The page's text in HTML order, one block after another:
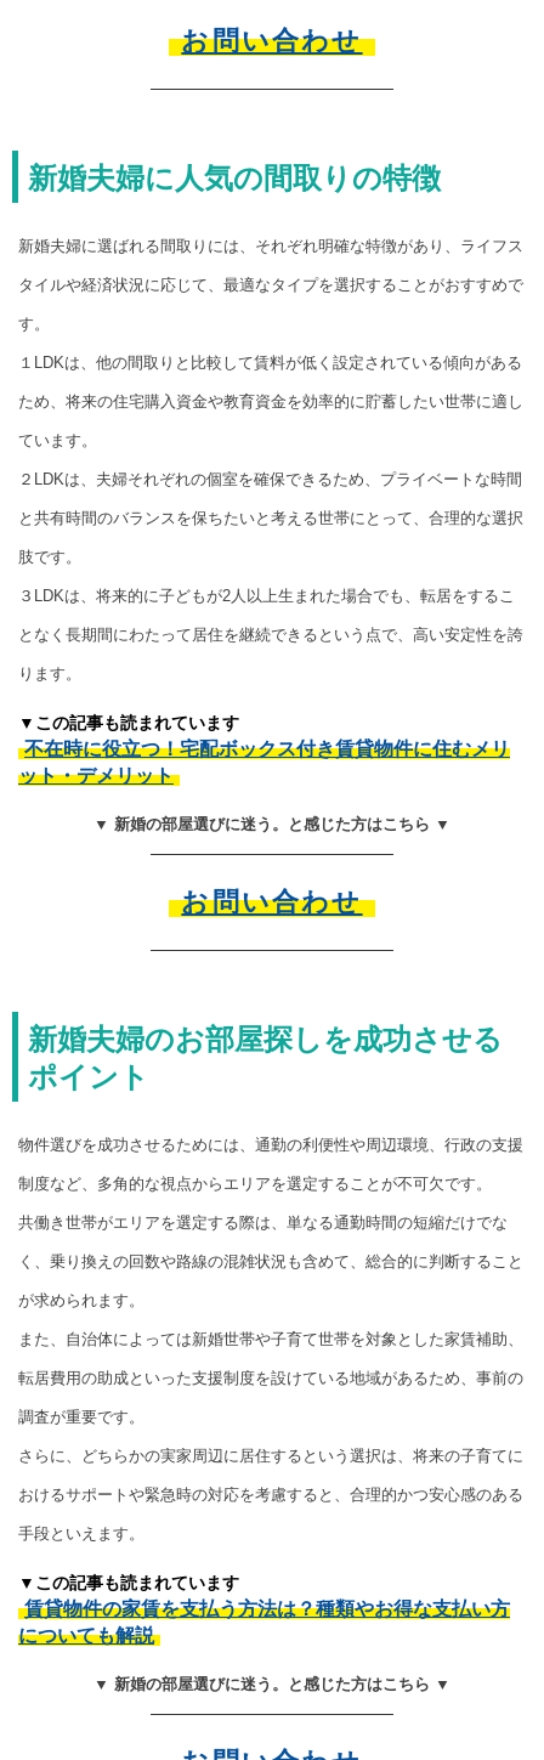
お問い合わせ
新婚夫婦に人気の間取りの特徴
新婚夫婦に選ばれる間取りには、それぞれ明確な特徴があり、ライフス
タイルや経済状況に応じて、最適なタイプを選択することがおすすめで
す。
１LDKは、他の間取りと比較して賃料が低く設定されている傾向がある
ため、将来の住宅購入資金や教育資金を効率的に貯蓄したい世帯に適し
ています。
２LDKは、夫婦それぞれの個室を確保できるため、プライベートな時間
と共有時間のバランスを保ちたいと考える世帯にとって、合理的な選択
肢です。
３LDKは、将来的に子どもが2人以上生まれた場合でも、転居をするこ
となく長期間にわたって居住を継続できるという点で、高い安定性を誇
ります。
▼この記事も読まれています
不在時に役立つ！宅配ボックス付き賃貸物件に住むメリ
ット・デメリット
▼ 新婚の部屋選びに迷う。と感じた方はこちら ▼
お問い合わせ
新婚夫婦のお部屋探しを成功させる
ポイント
物件選びを成功させるためには、通勤の利便性や周辺環境、行政の支援
制度など、多角的な視点からエリアを選定することが不可欠です。
共働き世帯がエリアを選定する際は、単なる通勤時間の短縮だけでな
く、乗り換えの回数や路線の混雑状況も含めて、総合的に判断すること
が求められます。
また、自治体によっては新婚世帯や子育て世帯を対象とした家賃補助、
転居費用の助成といった支援制度を設けている地域があるため、事前の
調査が重要です。
さらに、どちらかの実家周辺に居住するという選択は、将来の子育てに
おけるサポートや緊急時の対応を考慮すると、合理的かつ安心感のある
手段といえます。
▼この記事も読まれています
賃貸物件の家賃を支払う方法は？種類やお得な支払い方
についても解説
▼ 新婚の部屋選びに迷う。と感じた方はこちら ▼